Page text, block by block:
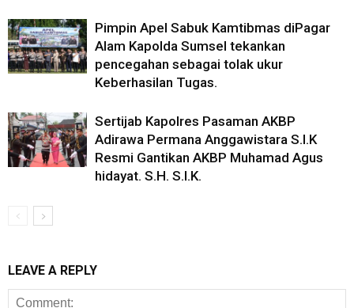
Pimpin Apel Sabuk Kamtibmas diPagar
Alam Kapolda Sumsel tekankan
pencegahan sebagai tolak ukur
Keberhasilan Tugas.
Sertijab Kapolres Pasaman AKBP
Adirawa Permana Anggawistara S.I.K
Resmi Gantikan AKBP Muhamad Agus
hidayat. S.H. S.I.K.
LEAVE A REPLY